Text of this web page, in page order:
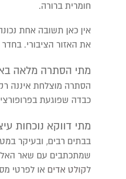
חומרית ברורה.
אין כאן תשובה אחת
את האזור הציבורי.
מתי הסתרה מלאה
הסתרה מוצלחת איננה
כבדה שפוגעת
מתי דווקא נוכחות
בבתים רבים, ובעיקר
שמתכתבים עם שאר
לקולט אדים או לפרטי